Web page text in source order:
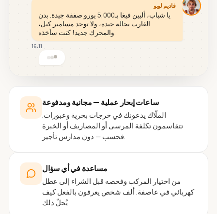
فاديم لوبو
يا شباب، ألبين فيغا بـ5,000 يورو صفقة جيدة. بدن
القارب بحالة جيدة، ولا توجد مسامير كيل،
والمحرك جديد! كنت سآخذه.
16:11
ساعات إبحار عملية — مجانية ومدفوعة
الملّاك يدعونك في خرجات بحرية وعبورات.
تتقاسمون تكلفة المرسى أو المصاريف أو الخبرة
فحسب — دون مدارس تأجير.
مساعدة في أي سؤال
من اختيار المركب وفحصه قبل الشراء إلى عطل
كهربائي في عاصفة. ألف شخص يعرفون بالفعل كيف
يُحلّ ذلك.